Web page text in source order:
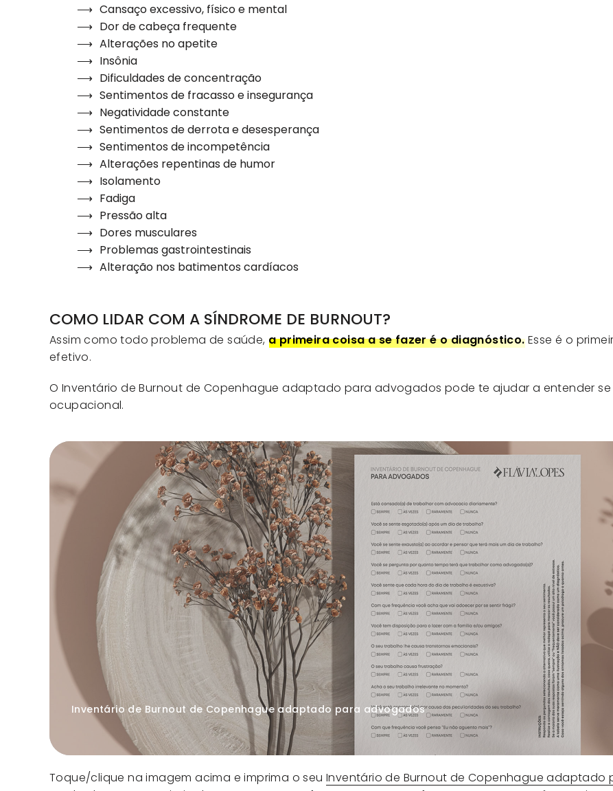
Cansaço excessivo, físico e mental
Dor de cabeça frequente
Alterações no apetite
Insônia
Dificuldades de concentração
Sentimentos de fracasso e insegurança
Negatividade constante
Sentimentos de derrota e desesperança
Sentimentos de incompetência
Alterações repentinas de humor
Isolamento
Fadiga
Pressão alta
Dores musculares
Problemas gastrointestinais
Alteração nos batimentos cardíacos
COMO LIDAR COM A SÍNDROME DE BURNOUT?
Assim como todo problema de saúde, a primeira coisa a se fazer é o diagnóstico.Esse é o
efetivo.
O Inventário de Burnout de Copenhague adaptado para advogados pode te ajudar a entender
ocupacional.
Inventário de Burnout de Copenhague adaptado para advogados
Toque/clique na imagem acima e imprima o seu Inventário de Burnout de Copenhague adaptado